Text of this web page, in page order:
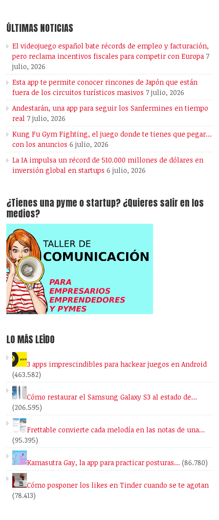
ÚLTIMAS NOTICIAS
El videojuego español bate récords de empleo y facturación,
pero reclama incentivos fiscales para competir con Europa 7
julio, 2026
Esta app te permite conocer rincones de Japón que están
fuera de los circuitos turísticos masivos 7 julio, 2026
Andestarán, una app para seguir los Sanfermines en tiempo
real 7 julio, 2026
Kung Fu Gym Fighting, el juego donde te tienes que pegar…
con los anuncios 6 julio, 2026
La IA impulsa un récord de 510.000 millones de dólares en
inversión global en startups 6 julio, 2026
¿Tienes una pyme o startup? ¿Quieres salir en los
medios?
LO MÁS LEÍDO
3 apps imprescindibles para hackear juegos en Android
(463.582)
Cómo restaurar el Samsung Galaxy S3 al estado de…
(206.595)
Frettable convierte cada melodía en las notas de una…
(95.395)
Kamasutra Gay, la app para practicar posturas… (86.780)
Cómo posponer los likes en Tinder cuando se te agotan
(78.413)